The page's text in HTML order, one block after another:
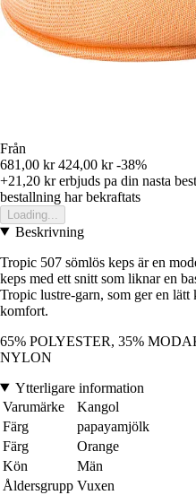
Från
681,00 kr 424,00 kr -38%
+21,20 krerbjuds pa din nasta
bestallning har bekraftats
Loading...
Beskrivning
Tropic 507 sömlös keps är en
keps med ett snitt som liknar en
Tropic lustre-garn, som ger en
komfort.
65% POLYESTER, 35%
NYLON
Ytterligare information
Varumärke
Kangol
Färg
papayamjölk
Färg
Orange
Kön
Män
Åldersgrupp Vuxen